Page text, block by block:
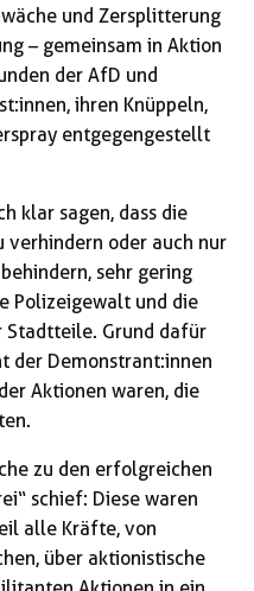
und Zersplitterung
– gemeinsam in Aktion
der AfD und
ihren Knüppeln,
entgegengestellt
klar sagen, dass die
verhindern oder auch nur
sehr gering
Polizeigewalt und die
Stadtteile. Grund dafür
der Demonstrant:innen
Aktionen waren, die
zu den erfolgreichen
schief: Diese waren
alle Kräfte, von
über aktionistische